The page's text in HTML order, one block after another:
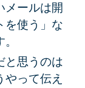
メールは開
を使う」な
と思うのは
って伝え